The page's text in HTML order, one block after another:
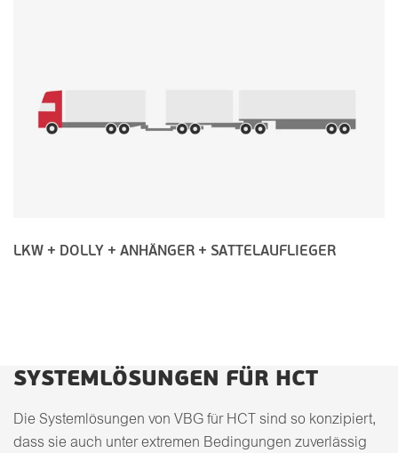
LKW + DOLLY + ANHÄNGER + SATTELAUFLIEGER
SYSTEMLÖSUNGEN FÜR HCT
Die Systemlösungen von VBG für HCT sind so konzipiert,
dass sie auch unter extremen Bedingungen zuverlässig